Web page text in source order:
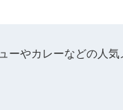
ーやカレーなどの人